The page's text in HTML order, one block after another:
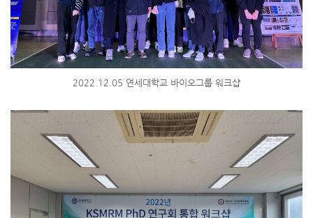
2022.12.05 연세대학교 바이오그룹 워크샵